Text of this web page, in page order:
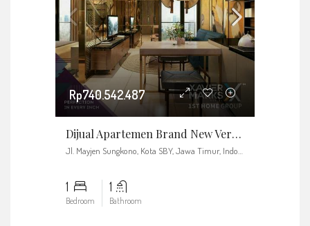
Rp740.542.487
Dijual Apartemen Brand New Vertu Ciputra World Surabaya
1
Bedroom
1
Bathroom